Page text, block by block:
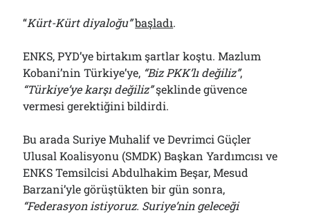
“Kürt-Kürt diyaloğu”başladı.
ENKS, PYD’ye birtakım şartlar koştu. Mazlum
Kobani’nin Türkiye’ye, “Biz PKK’lı değiliz”,
“Türkiye’ye karşı değiliz”şeklinde güvence
vermesi gerektiğini bildirdi.
Bu arada Suriye Muhalif ve Devrimci Güçler
Ulusal Koalisyonu (SMDK) Başkan Yardımcısı ve
ENKS Temsilcisi Abdulhakim Beşar, Mesud
Barzani’yle görüştükten bir gün sonra,
“Federasyon istiyoruz. Suriye’nin geleceği